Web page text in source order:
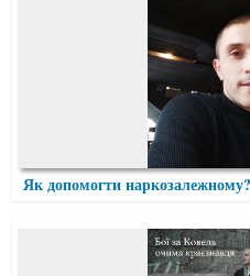
Як допомогти